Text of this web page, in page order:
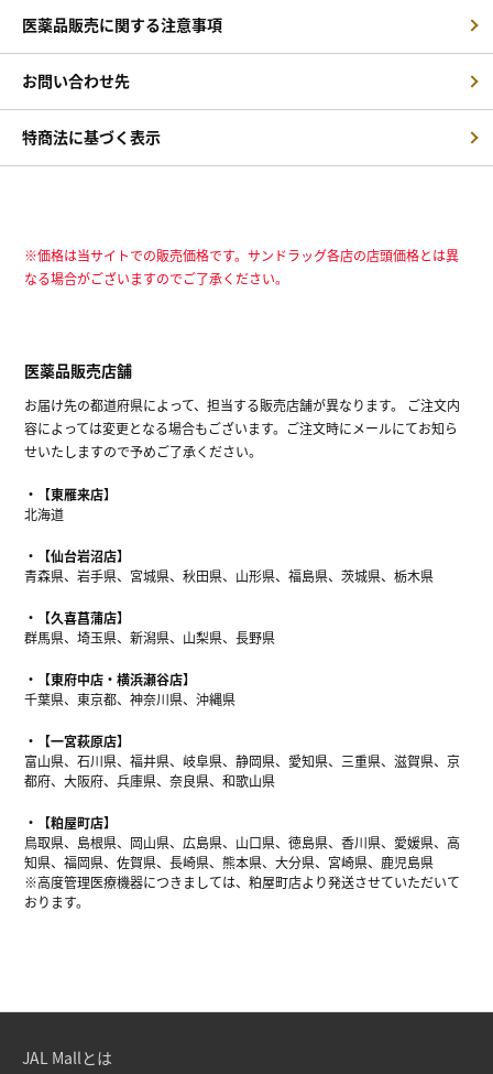
医薬品販売に関する注意事項
お問い合わせ先
特商法に基づく表示
※価格は当サイトでの販売価格です。サンドラッグ各店の店頭価格とは異
なる場合がございますのでご了承ください。
医薬品販売店舗
お届け先の都道府県によって、担当する販売店舗が異なります。 ご注文内
容によっては変更となる場合もございます。ご注文時にメールにてお知ら
せいたしますので予めご了承ください。
【東雁来店】
北海道
【仙台岩沼店】
青森県、岩手県、宮城県、秋田県、山形県、福島県、茨城県、栃木県
【久喜菖蒲店】
群馬県、埼玉県、新潟県、山梨県、長野県
【東府中店・横浜瀬谷店】
千葉県、東京都、神奈川県、沖縄県
【一宮萩原店】
富山県、石川県、福井県、岐阜県、静岡県、愛知県、三重県、滋賀県、京
都府、大阪府、兵庫県、奈良県、和歌山県
【粕屋町店】
鳥取県、島根県、岡山県、広島県、山口県、徳島県、香川県、愛媛県、高
知県、福岡県、佐賀県、長崎県、熊本県、大分県、宮崎県、鹿児島県
※高度管理医療機器につきましては、粕屋町店より発送させていただいて
おります。
JAL Mallとは